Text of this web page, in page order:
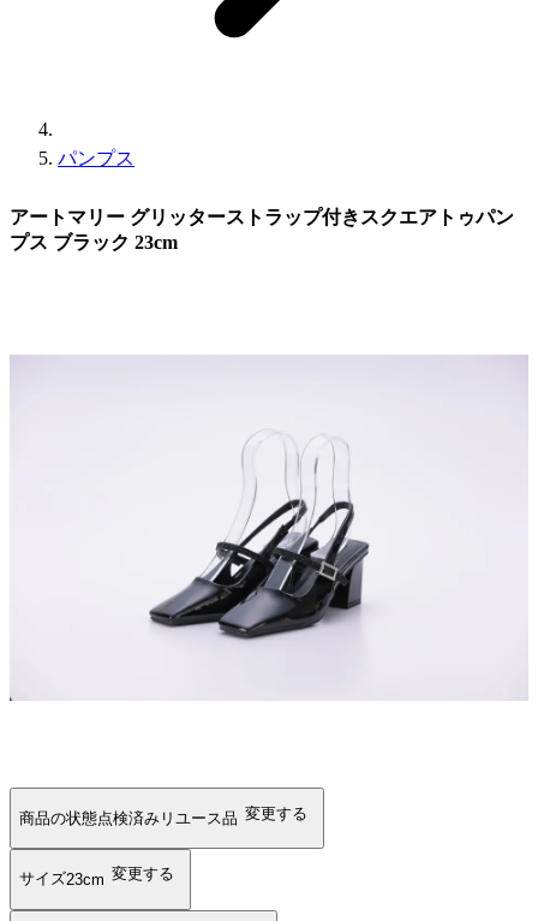
パンプス
アートマリー グリッターストラップ付きスクエアトゥパン
プス ブラック 23cm
商品の状態点検済みリユース品 変更する
サイズ23cm 変更する